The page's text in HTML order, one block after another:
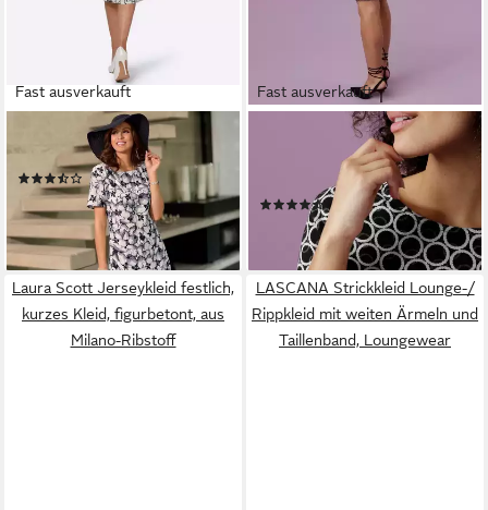
Fast ausverkauft
Etuikleid Kleid Kurzarm
(3)
64,99 €
lieferbar - in 2-3 Werktagen bei dir
Fast ausverkauft
ANISTON SELECTED
Jerseykleid mit elegantem
Kreis-Muster
(92)
47,99 €
lieferbar - in 1-2 Werktagen bei dir
Laura Scott Jerseykleid festlich,
kurzes Kleid, figurbetont, aus
Milano-Ribstoff
LASCANA Strickkleid Lounge-/
Rippkleid mit weiten Ärmeln und
Taillenband, Loungewear